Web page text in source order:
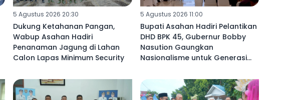
5 Agustus 2026 20:30
Dukung Ketahanan Pangan,
Wabup Asahan Hadiri
Penanaman Jagung di Lahan
Calon Lapas Minimum Security
5 Agustus 2026 11:00
Bupati Asahan Hadiri Pelantikan
DHD BPK 45, Gubernur Bobby
Nasution Gaungkan
Nasionalisme untuk Generasi